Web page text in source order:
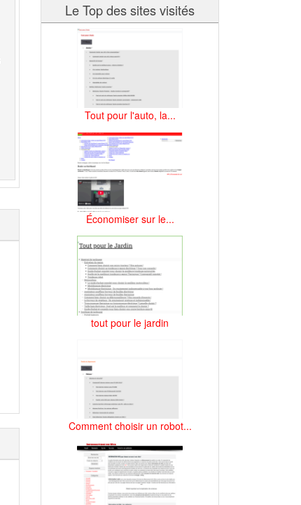
Le Top des sites visités
Tout pour l'auto, la...
Économiser sur le...
tout pour le jardin
Comment choisir un robot...